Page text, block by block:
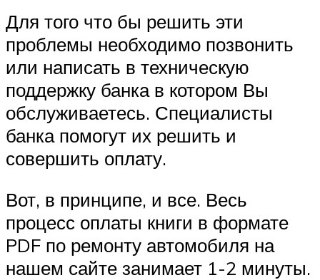
Для того что бы решить эти
проблемы необходимо позвонить
или написать в техническую
поддержку банка в котором Вы
обслуживаетесь. Специалисты
банка помогут их решить и
совершить оплату.
Вот, в принципе, и все. Весь
процесс оплаты книги в формате
PDF по ремонту автомобиля на
нашем сайте занимает 1-2 минуты.